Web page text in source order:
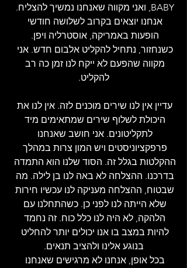
BABY, ואני מקווה שאנחנו נמשיך להצליח.
אנחנו יוצאים בקרוב לשלושה חודשי
הופעות באמריקה, אוסטרליה ויפן.
כשנחזור, נתחיל להקליט אלבום חדש. אני
מקווה שהפעם לא ייקח לנו זמן כה רב
להקליט.
עדיין אין לנו שירים מוכנים לזה. אין לנו את
היכולת לשלוף שירים שמתאימים מיד
לתקליטונים. אני חושב שאנחנו
פרפקציוניסטים ויש המון צרות במהלך
ההקלטות בגלל זה. הסוד שלנו הוא התמדה
בדרכנו. ההצלחה לא באה לנו בן לילה. מה
שבטוח, ההצלחה מעניקה לנו עכשיו חירות
שלא הייתה לנו לפני כן. כשהתחלנו עם
הלהקה, לא היה לנו כלל כוח. זה נחמד
להיות במצב בו אנו יכולים יותר להחליט
בנוגע אלינו ולהציב תנאים.
בכל אופן, אנחנו לא מרגישים שאנחנו